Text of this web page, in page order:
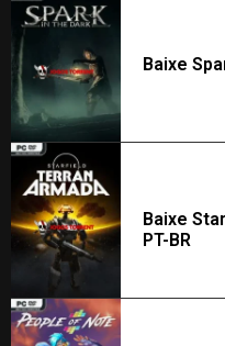
Baixe
Baixe
PT-BR